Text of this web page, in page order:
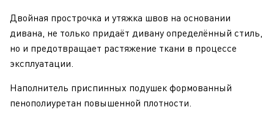
Двойная прострочка и утяжка швов на основании
дивана, не только придаёт дивану определённый стиль,
но и предотвращает растяжение ткани в процессе
эксплуатации.
Наполнитель приспинных подушек формованный
пенополиуретан повышенной плотности.